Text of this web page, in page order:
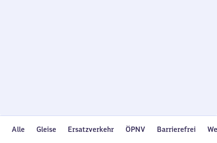
Alle Gleise Ersatzverkehr ÖPNV Barrierefrei